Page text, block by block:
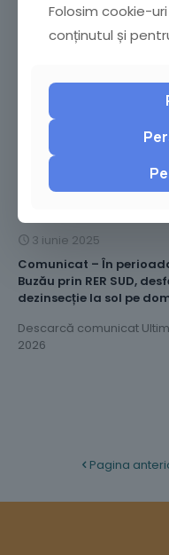
4 iunie 2025
PROIECT DE
animale de pe
Descarcă anunț public
modificare la data de 28
3 iunie 2025
Comunicat – În
Buzău prin RER SUD,
dezinsecție la sol pe
Descarcă comunicat
2026
Pagina
Folosim cookie-
conținutul și